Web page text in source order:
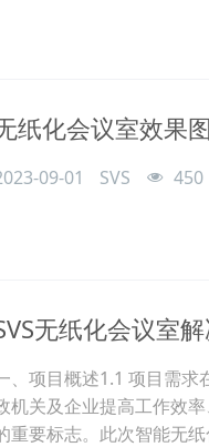
纸化会议室效果图
09-01 SVS 450
无纸化会议室
、项目概述1.1 项目需求
机关及企业提高工作效
重要标志。此次智能无